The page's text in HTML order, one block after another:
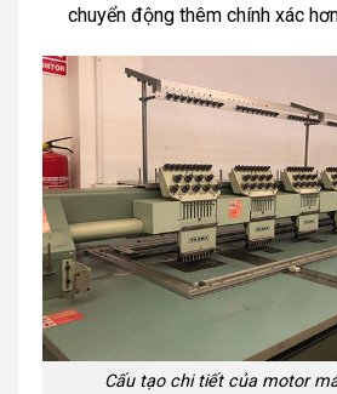
chuyển động thêm chính xác
Cấu tạo chi tiết của motor